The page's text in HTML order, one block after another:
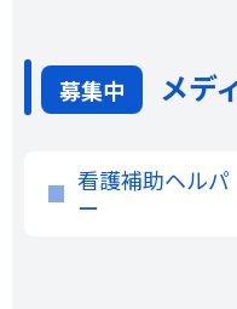
募集中 メデ
看護補助ヘルパ
ー